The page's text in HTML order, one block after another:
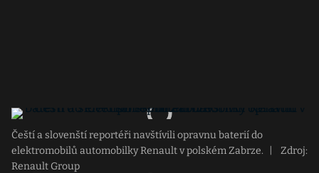
Čeští a slovenští reportéři navštívili opravnu baterií do
elektromobilů automobilky Renault v polském Zabrze.
Zdroj:
Renault Group